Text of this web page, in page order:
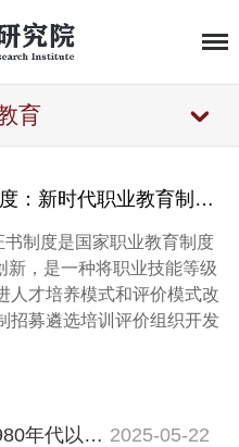
育
1+X证书制度：新时代职业教育制度设计的创新
书制度是国家职业教育制度
新，是一种将职业技能等级
人才培养模式和评价模式改
招募遴选培训评价组织开发
徐国庆, 谢鸿柔, 王茜雯 | 1980年代以来中国职业教育研究中的知识生产 2025-05-22